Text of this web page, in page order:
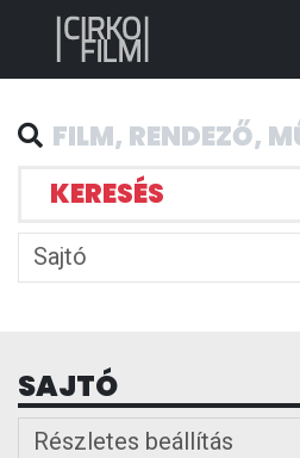
KERESÉS
Sajtó
SAJTÓ
Részletes beállítás